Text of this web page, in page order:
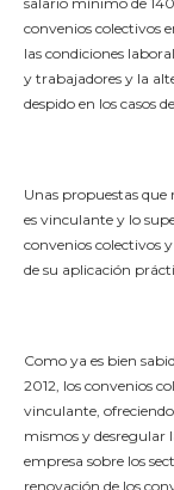
convenios colectivos
las condiciones
y trabajadores y la
despido en los casos
Unas propuestas
es vinculante y lo
convenios colectivos
de su aplicación
Como ya es bien
2012, los convenios
vinculante,
mismos y desregular
empresa sobre los
renovación de los